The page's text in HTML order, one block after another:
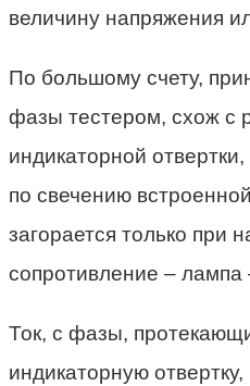
величину напряжения
По большому счету,
фазы тестером, схож с
индикаторной
по свечению
загорается только при
сопротивление – лампа
Ток, с фазы,
индикаторную